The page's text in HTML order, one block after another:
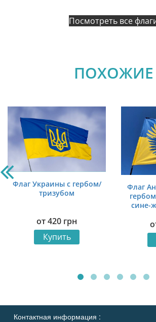
Посмотреть все
ПОХОЖИЕ
Флаг Украины с гербом/
тризубом
от420 грн
Купить
Флаг
сине-
Контактная информация :